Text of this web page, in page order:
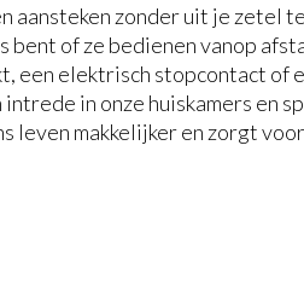
aansteken zonder uit je zetel
bent of ze bedienen vanop
een elektrisch stopcontact of
in onze huiskamers en
leven makkelijker en zorgt